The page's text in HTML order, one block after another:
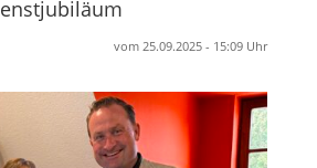
vom 25.09.2025 - 15:09 Uhr